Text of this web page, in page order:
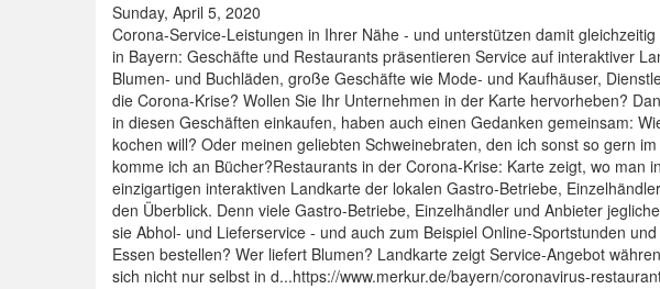
Sunday, April 5, 2020
Corona-Service-Leistungen in Ihrer Nähe - und unterstützen damit
in Bayern: Geschäfte und Restaurants präsentieren Service auf interaktiver
Blumen- und Buchläden, große Geschäfte wie Mode- und Kaufhäuser,
die Corona-Krise? Wollen Sie Ihr Unternehmen in der Karte hervorheben?
in diesen Geschäften einkaufen, haben auch einen Gedanken gemeinsam:
kochen will? Oder meinen geliebten Schweinebraten, den ich sonst so gern
komme ich an Bücher?Restaurants in der Corona-Krise: Karte zeigt, wo
einzigartigen interaktiven Landkarte der lokalen Gastro-Betriebe,
den Überblick. Denn viele Gastro-Betriebe, Einzelhändler und Anbieter
sie Abhol- und Lieferservice - und auch zum Beispiel Online-Sportstunden
Essen bestellen? Wer liefert Blumen? Landkarte zeigt Service-Angebot
sich nicht nur selbst in d...https://www.merkur.de/bayern/coronavirus-